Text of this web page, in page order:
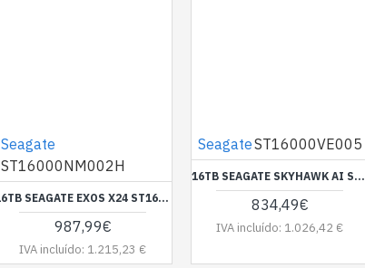
Seagate
ST16000NM002H
16TB SEAGATE EXOS X24 ST16000NM002H 7200RPM 512MB ENT.
987,99€
IVA incluído: 1.215,23 €
SeagateST16000VE005
16TB SEAGATE SKYHAWK AI ST16000VE005 HDD INTERN 3.5" (8.9 CM)
834,49€
IVA incluído: 1.026,42 €